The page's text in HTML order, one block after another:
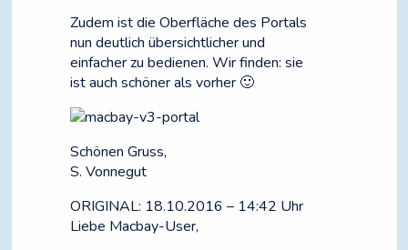
Zudem ist die Oberfläche des Portals
nun deutlich übersichtlicher und
einfacher zu bedienen. Wir finden: sie
ist auch schöner als vorher 🙂
Schönen Gruss,
S. Vonnegut
ORIGINAL: 18.10.2016 – 14:42 Uhr
Liebe Macbay-User,